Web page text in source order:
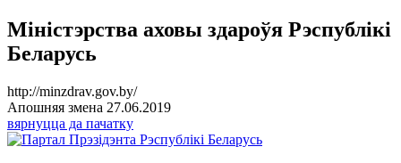
Міністэрства аховы здароўя Рэспублікі
Беларусь
http://minzdrav.gov.by/
Апошняя змена 27.06.2019
вярнуцца да пачатку